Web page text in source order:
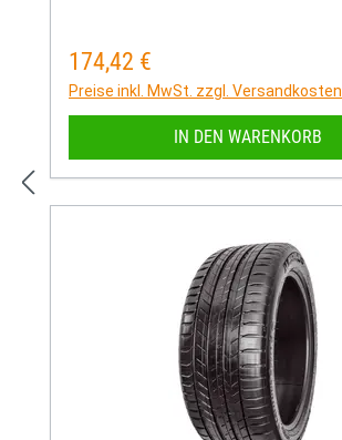
Regulärer Preis:
174,42 €
Preise inkl. MwSt. zzgl. Versandkosten
IN DEN WARENKORB